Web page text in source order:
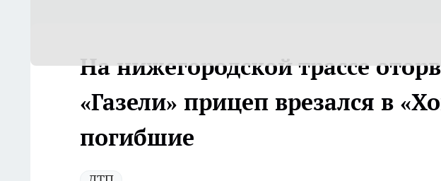
На нижегородской трассе
«Газели» прицеп врезался в
погибшие